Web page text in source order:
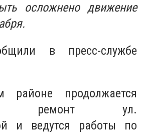
осложнено движение
в пресс-службе
районе продолжается
ремонт ул.
и ведутся работы по